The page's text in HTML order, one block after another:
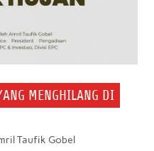
MENGHILANG DI
Taufik Gobel